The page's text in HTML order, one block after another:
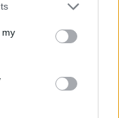
my
por mar.
aquellos